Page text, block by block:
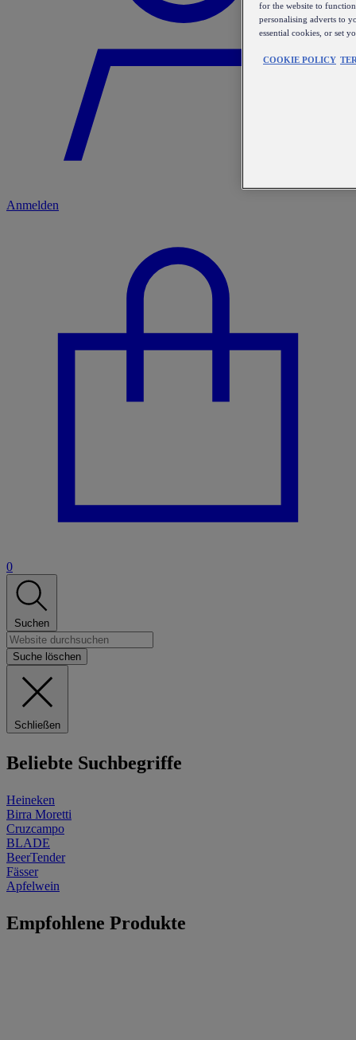
Anmelden
0
Suchen
Suche löschen
Schließen
Beliebte Suchbegriffe
Heineken
Birra Moretti
Cruzcampo
BLADE
BeerTender
Fässer
Apfelwein
Empfohlene Produkte
for the website to
personalising adverts to
essential cookies, or set
COOKIE POLICY